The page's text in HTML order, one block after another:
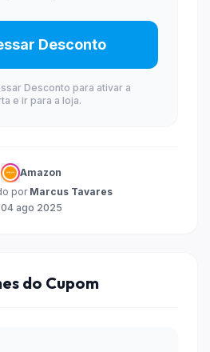
Desconto
Desconto para ativar a
e ir para a loja.
Amazon
por Marcus Tavares
04 ago 2025
do Cupom